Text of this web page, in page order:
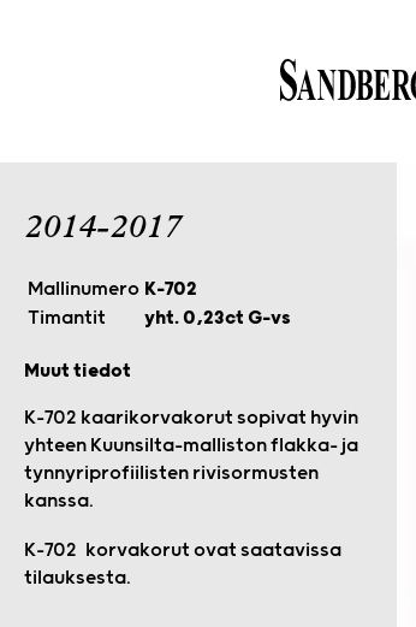
2014-2017
Mallinumero K-702
Timantit
yht. 0,23ct G-vs
Muut tiedot
K-702 kaarikorvakorut sopivat hyvin
yhteen Kuunsilta-malliston flakka- ja
tynnyriprofiilisten rivisormusten
kanssa.
K-702 korvakorut ovat saatavissa
tilauksesta.